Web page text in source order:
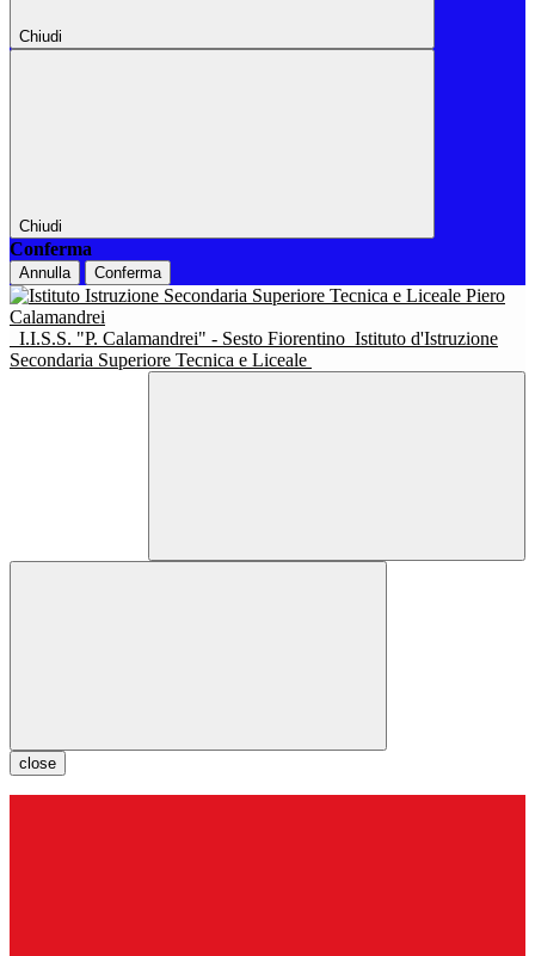
Chiudi
Chiudi
Conferma
Annulla Conferma
I.I.S.S. "P. Calamandrei" - Sesto Fiorentino Istituto d'Istruzione
Secondaria Superiore Tecnica e Liceale
close